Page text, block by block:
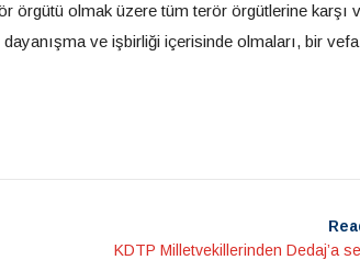
örgütü olmak üzere tüm terör örgütlerine karşı
ve işbirliği içerisinde olmaları, bir
KDTP Milletvekillerinden Dedaj’a